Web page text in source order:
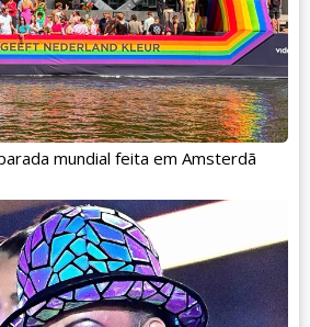
mundial feita em Amsterdã